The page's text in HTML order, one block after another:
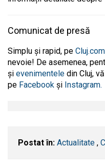
Comunicat de presă
Simplu și rapid, pe Cluj.com
nevoie! De asemenea,
și evenimentele din Cluj,
pe Facebook și Instagram.
Postat în: Actualitate ,